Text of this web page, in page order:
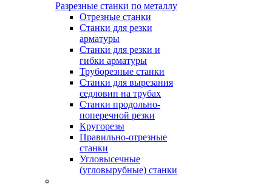
Разрезные станки по металлу
Отрезные станки
Станки для резки
арматуры
Станки для резки и
гибки арматуры
Труборезные станки
Станки для вырезания
седловин на трубаx
Станки продольно-
поперечной резки
Кругорезы
Правильно-отрезные
станки
Угловысечные
(угловырубные) станки